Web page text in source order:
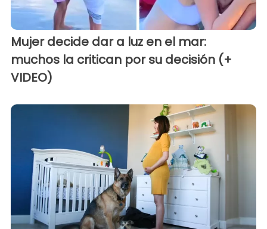
Mujer decide dar a luz en el mar:
muchos la critican por su decisión (+
VIDEO)